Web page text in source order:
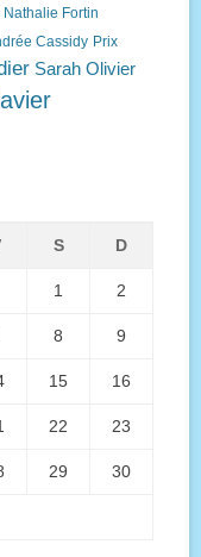
Nathalie Fortin
Cassidy Prix
Sarah Olivier
S D
1 2
8 9
15 16
22 23
29 30